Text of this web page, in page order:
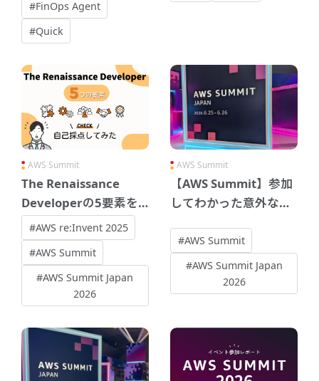
#FinOps Agent
#Quick
AWS Summit
The Renaissance
Developerの5要素を
自己採点してみた
#AWS re:Invent 2025
#AWS Summit
#AWS Summit Japan
2026
AWS Summit
【AWS Summit】参加
してわかった意外なこ
#AWS Summit
#AWS Summit Japan
2026